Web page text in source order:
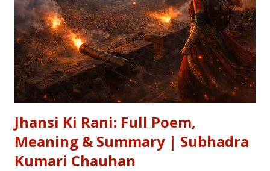
Jhansi Ki Rani: Full Poem,
Meaning & Summary | Subhadra
Kumari Chauhan